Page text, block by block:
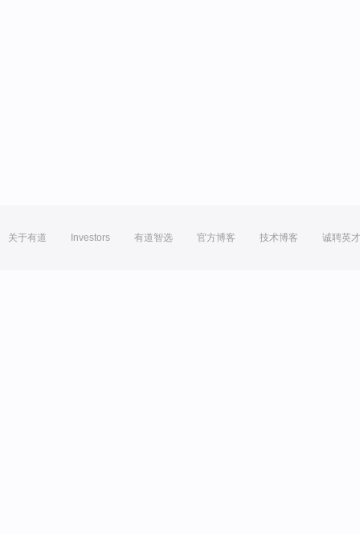
关于有道 Investors 有道智选 官方博客 技术博客 诚聘英才